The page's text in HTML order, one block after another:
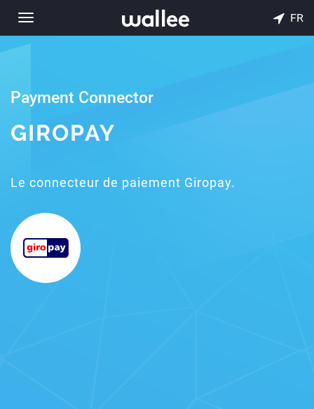
Toggle
navigation
FR
Payment Connector
GIROPAY
Le connecteur de paiement Giropay.